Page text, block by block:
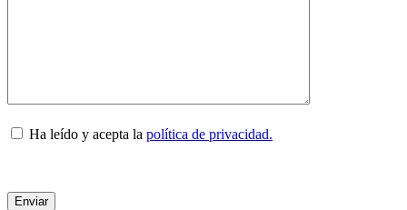
Ha leído y acepta la política de privacidad.